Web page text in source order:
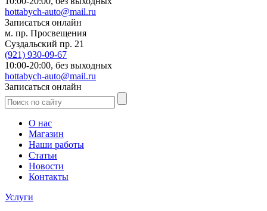
hottabych-auto@mail.ru
Записаться онлайн
м. пр. Просвещения
Суздальский пр. 21
(921) 930-09-67
10:00-20:00, без выходных
hottabych-auto@mail.ru
Записаться онлайн
О нас
Магазин
Наши работы
Статьи
Новости
Контакты
Услуги